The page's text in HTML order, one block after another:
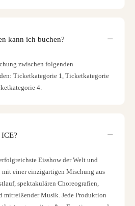
kann ich buchen?
zwischen folgenden
Ticketkategorie 1, Ticketkategorie
4.
Eisshow der Welt und
mit einer einzigartigen Mischung aus
spektakulären Choreografien,
mitreißender Musik. Jede Produktion